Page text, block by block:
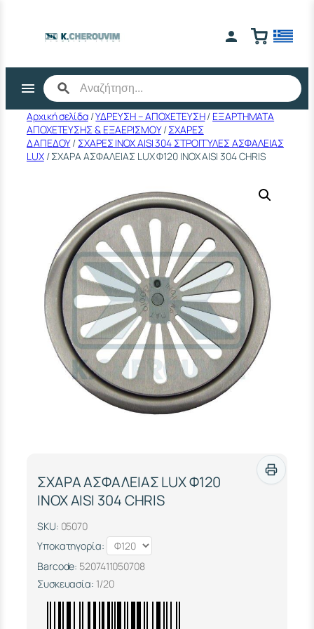
περιεχόμενο
Αρχική σελίδα/ΥΔΡΕΥΣΗ – ΑΠΟΧΕΤΕΥΣΗ/ ΕΞΑΡΤΗΜΑΤΑ
ΑΠΟΧΕΤΕΥΣΗΣ & ΕΞΑΕΡΙΣΜΟΥ/ΣΧΑΡΕΣ
ΔΑΠΕΔΟΥ/ ΣΧΑΡΕΣ ΙΝΟΧ AISI 304 ΣΤΡΟΓΓΥΛΕΣ ΑΣΦΑΛΕΙΑΣ
LUX/ ΣΧΑΡΑ ΑΣΦΑΛΕΙΑΣ LUX Φ120 ΙΝΟΧ ΑΙSΙ 304 CHRIS
ΣΧΑΡΑ ΑΣΦΑΛΕΙΑΣ LUX Φ120
ΙΝΟΧ ΑΙSΙ 304 CHRIS
SKU: 05070
Υποκατηγορία:
Barcode: 5207411050708
Συσκευασία: 1/20